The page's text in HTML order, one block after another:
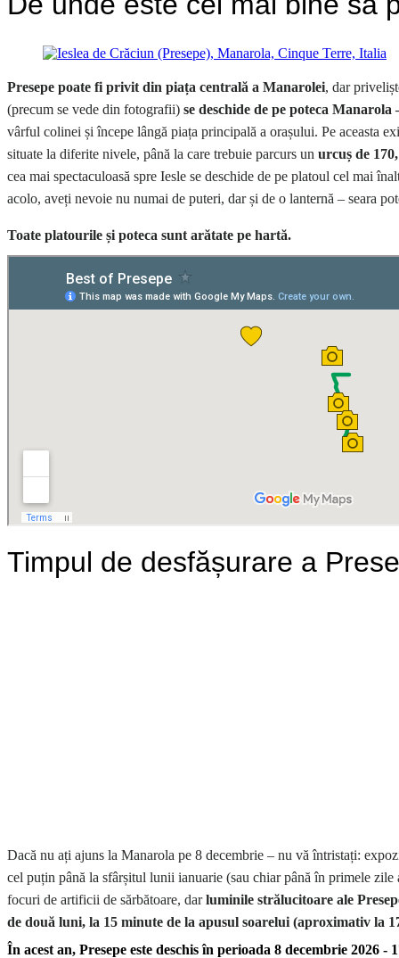
Presepe poate fi privit din piața centrală a Manarolei, dar
(precum se vede din fotografii) se deschide de pe poteca Manarola
vârful colinei și începe lângă piața principală a orașului. Pe aceasta
situate la diferite nivele, până la care trebuie parcurs un urcuș de
cea mai spectaculoasă spre Iesle se deschide de pe platoul cel mai
acolo, aveți nevoie nu numai de puteri, dar și de o lanternă – seara
Toate platourile și poteca sunt arătate pe hartă.
Timpul de desfășurare a
Dacă nu ați ajuns la Manarola pe 8 decembrie – nu vă întristați:
cel puțin până la sfârșitul lunii ianuarie (sau chiar până în primele
focuri de artificii de sărbătoare, darluminile strălucitoare ale
de două luni, la 15 minute de la apusul soarelui (aproximativ la
În acest an, Presepe este deschis în perioada 8 decembrie 2026 -